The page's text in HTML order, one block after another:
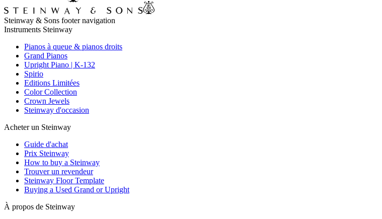
Steinway & Sons footer navigation
Instruments Steinway
Pianos à queue & pianos droits
Grand Pianos
Upright Piano | K-132
Spirio
Editions Limitées
Color Collection
Crown Jewels
Steinway d'occasion
Acheter un Steinway
Guide d'achat
Prix Steinway
How to buy a Steinway
Trouver un revendeur
Steinway Floor Template
Buying a Used Grand or Upright
À propos de Steinway